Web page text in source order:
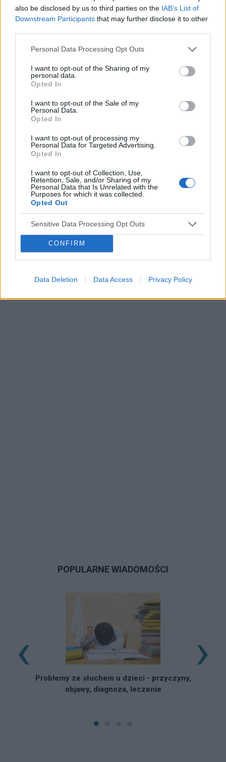
also be disclosed by us to third parties on the IAB’s List of
Downstream Participants that may further disclose it to other
Personal Data Processing Opt Outs
I want to opt-out of the Sharing of my
personal data.
Opted In
I want to opt-out of the Sale of my
Personal Data.
Opted In
I want to opt-out of processing my
Personal Data for Targeted Advertising.
Opted In
I want to opt-out of Collection, Use,
Retention, Sale, and/or Sharing of my
Personal Data that Is Unrelated with the
Purposes for which it was collected.
Opted Out
Sensitive Data Processing Opt Outs
CONFIRM
Data Deletion Data Access Privacy Policy
POPULARNE PORADY
napój, ale i... uczulenie lub cukrzyca!
POPULARNE WIADOMOŚCI
Problemy ze słuchem u dzieci - przyczyny,
objawy, diagnoza, leczenie
‹ ›